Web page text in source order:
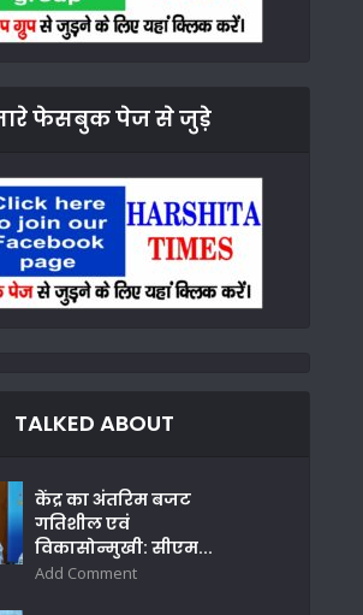
फेसबुक पेज से जुड़े
TALKED ABOUT
केंद्र का अंतरिम बजट
गतिशील एवं
विकासोन्मुखी: सीएम...
Add Comment